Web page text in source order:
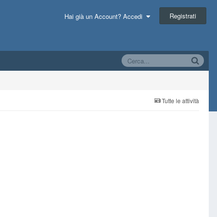
Hai già un Account? Accedi Registrati
Tutte le attività